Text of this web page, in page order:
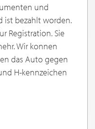
und
ist bezahlt worden.
Registration. Sie
Wir konnen
das Auto gegen
H-kennzeichen